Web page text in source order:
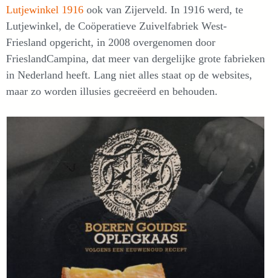
Lutjewinkel 1916 ook van Zijerveld. In 1916 werd, te
Lutjewinkel, de Coöperatieve Zuivelfabriek West-
Friesland opgericht, in 2008 overgenomen door
FrieslandCampina, dat meer van dergelijke grote fabrieken
in Nederland heeft. Lang niet alles staat op de websites,
maar zo worden illusies gecreëerd en behouden.